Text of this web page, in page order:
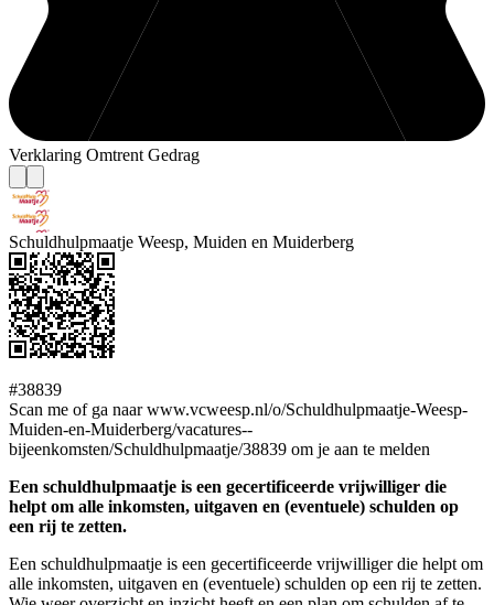
Verklaring Omtrent Gedrag
Schuldhulpmaatje Weesp, Muiden en Muiderberg
#38839
Scan me of ga naar www.vcweesp.nl/o/Schuldhulpmaatje-Weesp-
Muiden-en-Muiderberg/vacatures--
bijeenkomsten/Schuldhulpmaatje/38839 om je aan te melden
Een schuldhulpmaatje is een gecertificeerde vrijwilliger die
helpt om alle inkomsten, uitgaven en (eventuele) schulden op
een rij te zetten.
Een schuldhulpmaatje is een gecertificeerde vrijwilliger die helpt om
alle inkomsten, uitgaven en (eventuele) schulden op een rij te zetten.